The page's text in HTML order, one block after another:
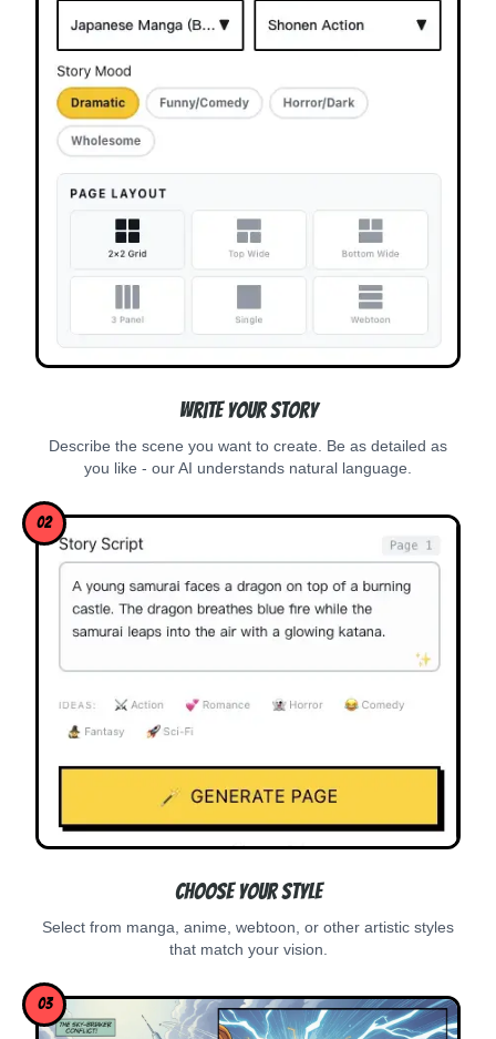
Write Your Story
Describe the scene you want to create. Be as detailed as
you like - our AI understands natural language.
02
Choose Your Style
Select from manga, anime, webtoon, or other artistic styles
that match your vision.
03